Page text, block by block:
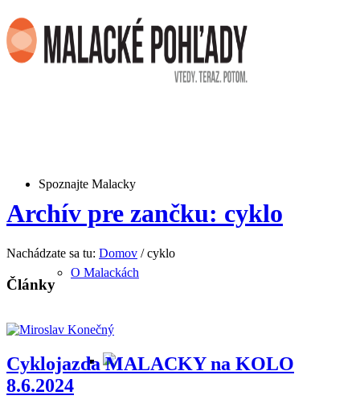
Spoznajte Malacky
O Malackách
Archív pre zančku: cyklo
Nachádzate sa tu: Domov / cyklo
Články
Cyklojazda MALACKY na KOLO
8.6.2024